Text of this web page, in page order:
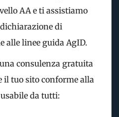
AA e ti assistiamo
di
alle linee guida AgID.
consulenza gratuita
il tuo sito conforme alla
da tutti: